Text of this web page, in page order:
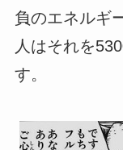
負のエネルギ
人はそれを
す。